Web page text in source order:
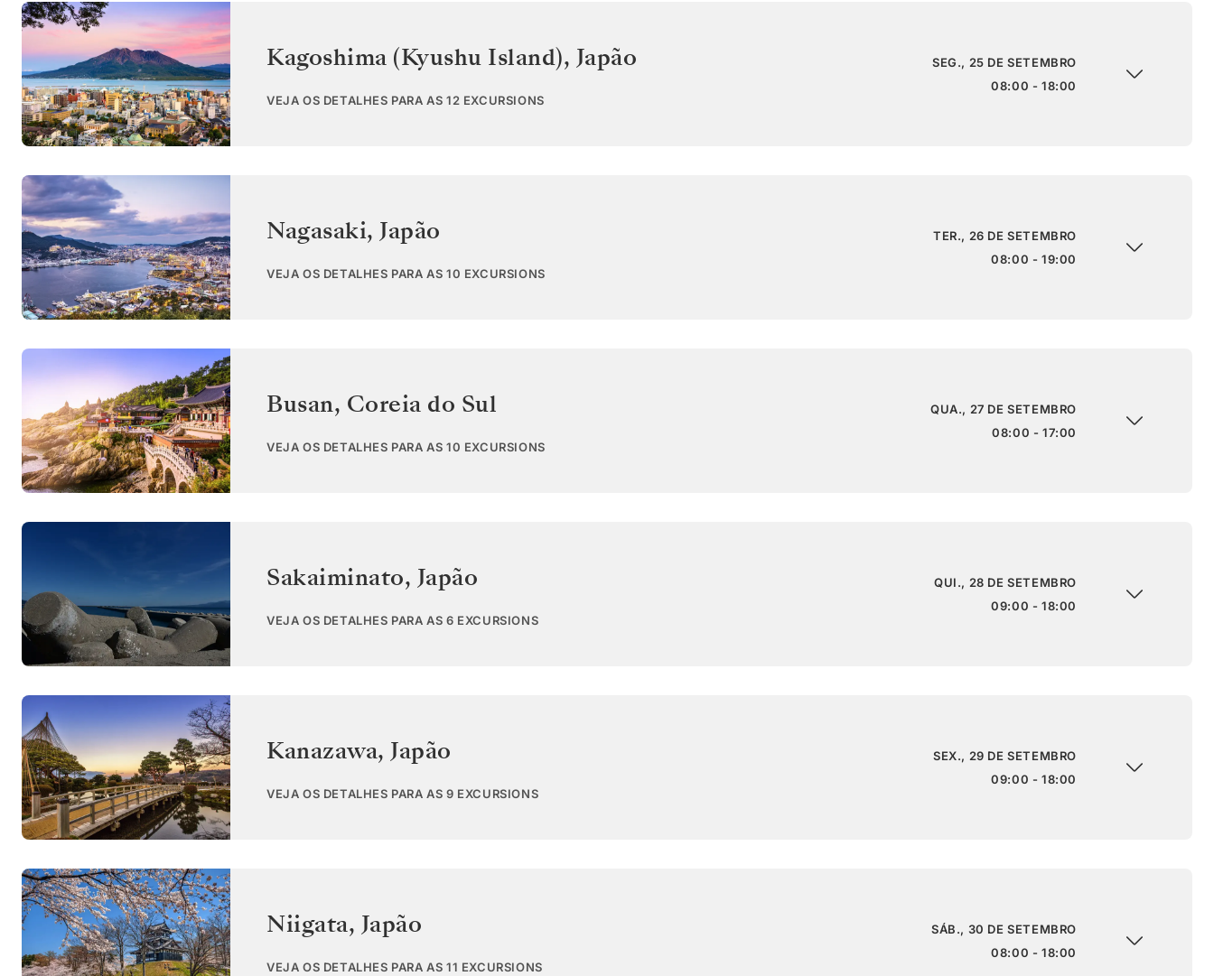
Kagoshima (Kyushu Island), Japão
VEJA OS DETALHES PARA AS 12 EXCURSIONS
SEG., 25 DE SETEMBRO
08:00 - 18:00
Nagasaki, Japão
VEJA OS DETALHES PARA AS 10 EXCURSIONS
TER., 26 DE SETEMBRO
08:00 - 19:00
Busan, Coreia do Sul
VEJA OS DETALHES PARA AS 10 EXCURSIONS
QUA., 27 DE SETEMBRO
08:00 - 17:00
Sakaiminato, Japão
VEJA OS DETALHES PARA AS 6 EXCURSIONS
QUI., 28 DE SETEMBRO
09:00 - 18:00
Kanazawa, Japão
VEJA OS DETALHES PARA AS 9 EXCURSIONS
SEX., 29 DE SETEMBRO
09:00 - 18:00
Niigata, Japão
VEJA OS DETALHES PARA AS 11 EXCURSIONS
SÁB., 30 DE SETEMBRO
08:00 - 18:00